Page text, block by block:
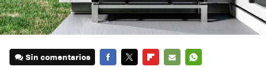
Sin comentarios